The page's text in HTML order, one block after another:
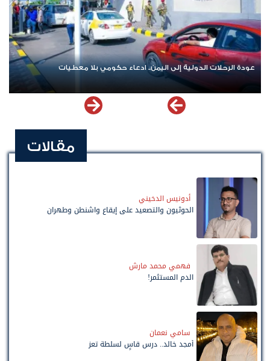
عودة الرحلات الدولية إلى اليمن.. ادعاء حكومي بلا معطيات
مقالات
أدونيس الدخيني
الحوثيون والتصعيد على إيقاع واشنطن وطهران
فهمي محمد مارش
الدم المستثمر!
سامي نعمان
أمجد خالد.. درس قاسٍ لسلطة تعز